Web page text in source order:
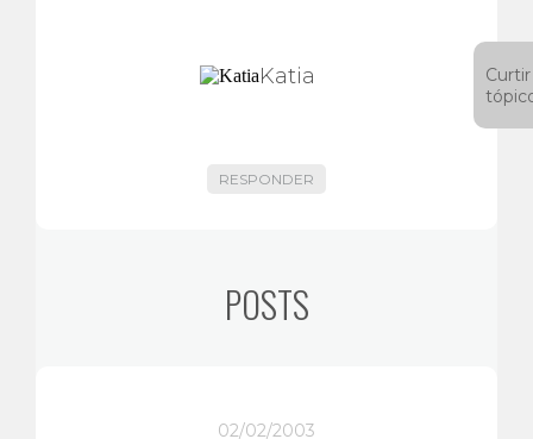
Katia
Curtir
RESPONDER
POSTS
02/02/2003